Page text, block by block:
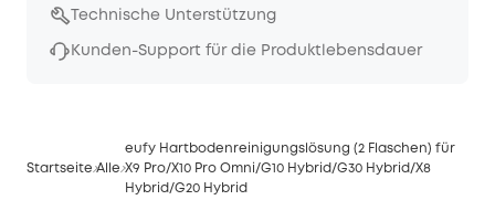
Technische Unterstützung
Kunden-Support für die Produktlebensdauer
Startseite Alle
eufy Hartbodenreinigungslösung (2 Flaschen) für
X9 Pro/X10 Pro Omni/G10 Hybrid/G30 Hybrid/X8
Hybrid/G20 Hybrid